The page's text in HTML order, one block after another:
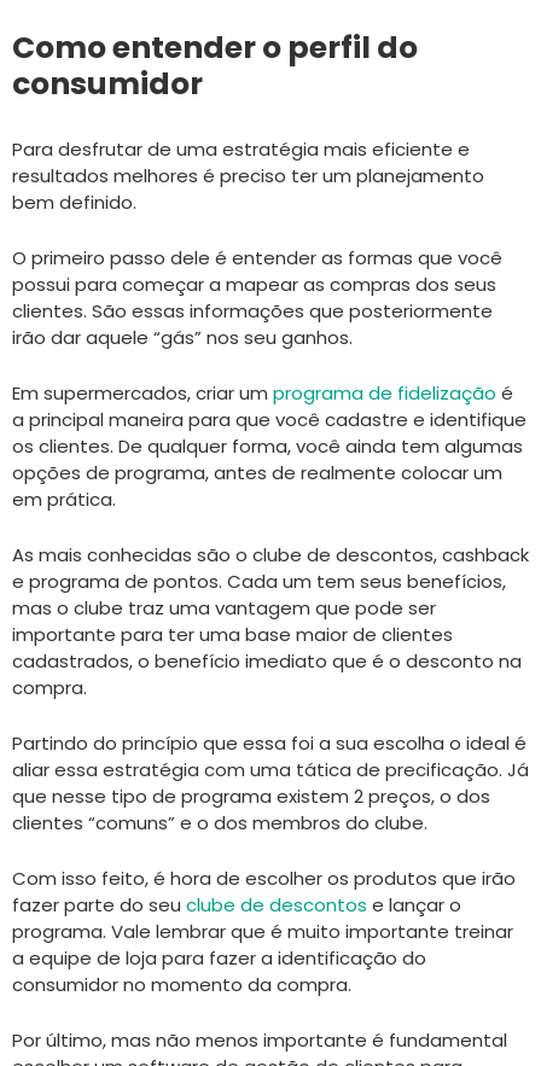
Como entender o perfil do
consumidor
Para desfrutar de uma estratégia mais eficiente e
resultados melhores é preciso ter um planejamento
bem definido.
O primeiro passo dele é entender as formas que você
possui para começar a mapear as compras dos seus
clientes. São essas informações que posteriormente
irão dar aquele “gás” nos seu ganhos.
Em supermercados, criar um programa de fidelização é
a principal maneira para que você cadastre e identifique
os clientes. De qualquer forma, você ainda tem algumas
opções de programa, antes de realmente colocar um
em prática.
As mais conhecidas são o clube de descontos, cashback
e programa de pontos. Cada um tem seus benefícios,
mas o clube traz uma vantagem que pode ser
importante para ter uma base maior de clientes
cadastrados, o benefício imediato que é o desconto na
compra.
Partindo do princípio que essa foi a sua escolha o ideal é
aliar essa estratégia com uma tática de precificação. Já
que nesse tipo de programa existem 2 preços, o dos
clientes “comuns” e o dos membros do clube.
Com isso feito, é hora de escolher os produtos que irão
fazer parte do seu clube de descontos e lançar o
programa. Vale lembrar que é muito importante treinar
a equipe de loja para fazer a identificação do
consumidor no momento da compra.
Por último, mas não menos importante é fundamental